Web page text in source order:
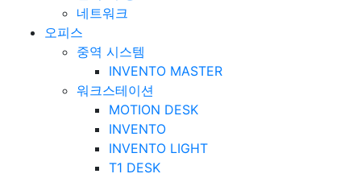
네트워크
오피스
중역 시스템
INVENTO MASTER
워크스테이션
MOTION DESK
INVENTO
INVENTO LIGHT
T1 DESK